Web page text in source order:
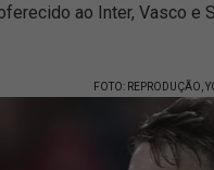
ao Inter, Vasco e
FOTO: REPRODUÇÃO,